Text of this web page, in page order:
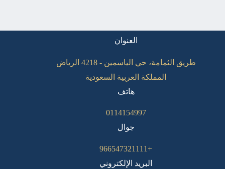
العنوان
طريق الثمامة، حي الياسمين - 4218 الرياض
المملكة العربية السعودية
هاتف
0114154997
جوال
+966547321111
البريد الإلكتروني